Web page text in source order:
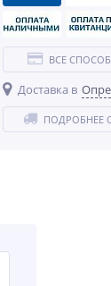
ВСЕ
Доставка в
ПОДРОБНЕЕ